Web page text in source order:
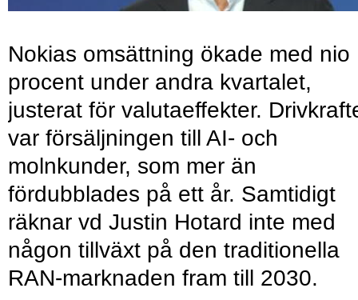
Nokias omsättning ökade med nio
procent under andra kvartalet,
justerat för valutaeffekter.
var försäljningen till AI- och
molnkunder, som mer än
fördubblades på ett år. Samtidigt
räknar vd Justin Hotard inte med
någon tillväxt på den traditionella
RAN-marknaden fram till 2030.